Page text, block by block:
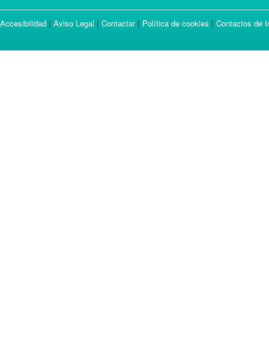
Accesibilidad | Aviso Legal | Contactar| Política de cookies | Contactos de